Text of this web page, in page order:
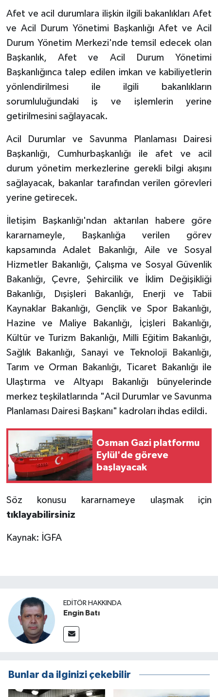
Afet ve acil durumlara ilişkin ilgili bakanlıkları Afet
ve Acil Durum Yönetimi Başkanlığı Afet ve Acil
Durum Yönetim Merkezi'nde temsil edecek olan
Başkanlık, Afet ve Acil Durum Yönetimi
Başkanlığınca talep edilen imkan ve kabiliyetlerin
yönlendirilmesi ile ilgili bakanlıkların
sorumluluğundaki iş ve işlemlerin yerine
getirilmesini sağlayacak.
Acil Durumlar ve Savunma Planlaması Dairesi
Başkanlığı, Cumhurbaşkanlığı ile afet ve acil
durum yönetim merkezlerine gerekli bilgi akışını
sağlayacak, bakanlar tarafından verilen görevleri
yerine getirecek.
İletişim Başkanlığı'ndan aktarılan habere göre
kararnameyle, Başkanlığa verilen görev
kapsamında Adalet Bakanlığı, Aile ve Sosyal
Hizmetler Bakanlığı, Çalışma ve Sosyal Güvenlik
Bakanlığı, Çevre, Şehircilik ve İklim Değişikliği
Bakanlığı, Dışişleri Bakanlığı, Enerji ve Tabii
Kaynaklar Bakanlığı, Gençlik ve Spor Bakanlığı,
Hazine ve Maliye Bakanlığı, İçişleri Bakanlığı,
Kültür ve Turizm Bakanlığı, Milli Eğitim Bakanlığı,
Sağlık Bakanlığı, Sanayi ve Teknoloji Bakanlığı,
Tarım ve Orman Bakanlığı, Ticaret Bakanlığı ile
Ulaştırma ve Altyapı Bakanlığı bünyelerinde
merkez teşkilatlarında "Acil Durumlar ve Savunma
Planlaması Dairesi Başkanı" kadroları ihdas edildi.
Osman Gazi platformu
Eylül'de göreve
başlayacak
Söz konusu kararnameye ulaşmak için
tıklayabilirsiniz
Kaynak: İGFA
EDITÖR HAKKINDA
Engin Batı
Bunlar da ilginizi çekebilir